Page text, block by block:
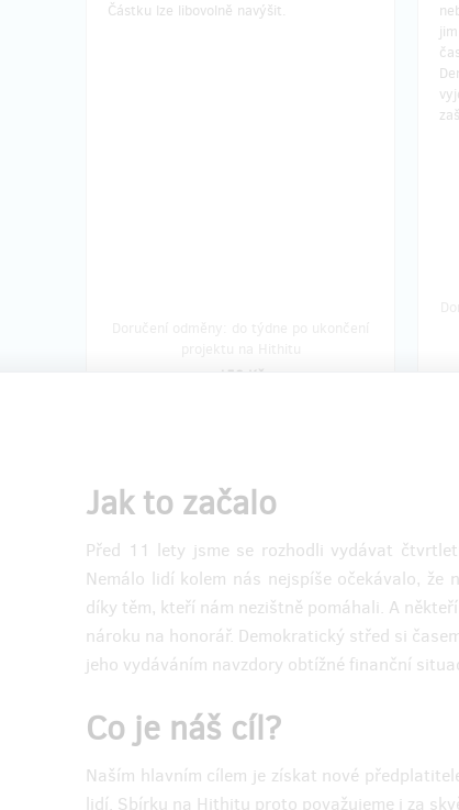
Částku lze libovolně navýšit.
150 Kč
Výlet s Demokratickým
středem
Přispěvatele zveme na společný výlet s
redakcí Demokratického středu do
Českého středohoří, během nějž zdoláme
tři vrcholy - Milešovku, Ostrý a Lovoš.
Vyrazíme ráno vlakem z Prahy, vracet se
budeme večer z Lovosic. Podrobnosti
Odměna zahrnuje i cenu jízdenky tam i
zpět.
Jak to začalo
Před 11 lety jsme se rozhodli vydávat
Nemálo lidí kolem nás nejspíše očekávalo, že
díky těm, kteří nám nezištně pomáhali. A
nároku na honorář. Demokratický střed si
jeho vydáváním navzdory obtížné finanční
Co je náš cíl?
Naším hlavním cílem je získat nové
lidí. Sbírku na Hithitu proto považujeme i za